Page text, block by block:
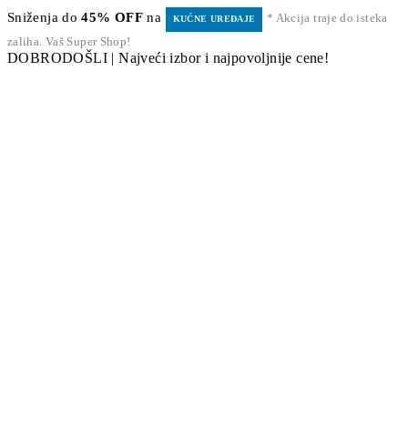
Sniženja do45% OFF na KUĆNE UREĐAJE
* Akcija traje do isteka
zaliha. Vaš Super Shop!
DOBRODOŠLI | Najveći izbor i najpovoljnije cene!